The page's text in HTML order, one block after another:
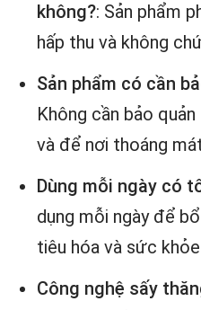
không?: Sản phẩm
hấp thu và không
Sản phẩm có cần
Không cần bảo
và để nơi thoáng
Dùng mỗi ngày có
dụng mỗi ngày để
tiêu hóa và sức
Công nghệ sấy